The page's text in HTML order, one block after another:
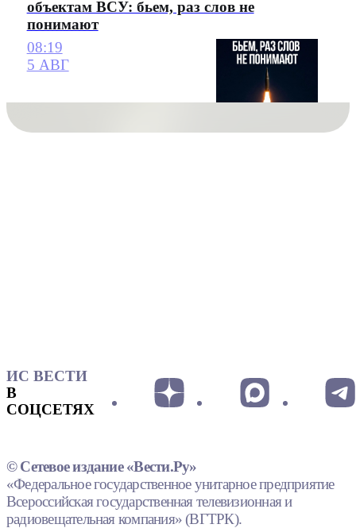
объектам ВСУ: бьем, раз слов не
понимают
08:19
5 АВГ
ИС ВЕСТИ
В
СОЦСЕТЯХ
© Сетевое издание «Вести.Ру»
«Федеральное государственное унитарное предприятие
Всероссийская государственная телевизионная и
радиовещательная компания» (ВГТРК).